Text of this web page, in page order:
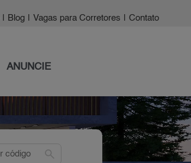
Blog Vagas para Corretores Contato
ANUNCIE
search